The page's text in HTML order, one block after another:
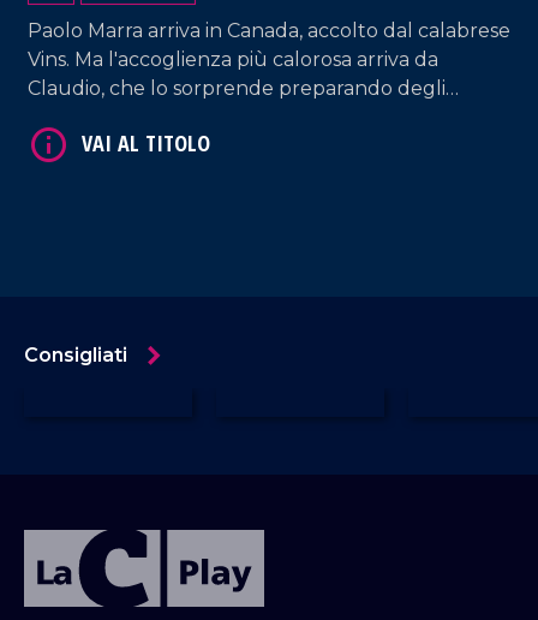
Paolo Marra arriva in Canada, accolto dal calabrese
Vins. Ma l'accoglienza più calorosa arriva da
Claudio, che lo sorprende preparando degli
storia.
Consigliati